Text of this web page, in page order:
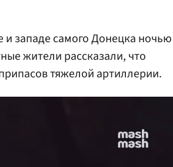
и западе самого Донецка ночью
жители рассказали, что
тяжелой артиллерии.